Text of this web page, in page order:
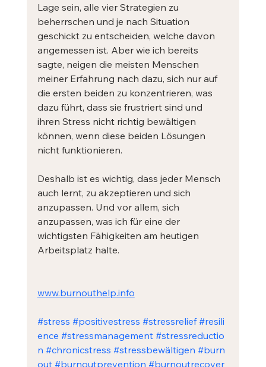
Lage sein, alle vier Strategien zu
beherrschen und je nach Situation
geschickt zu entscheiden, welche davon
angemessen ist. Aber wie ich bereits
sagte, neigen die meisten Menschen
meiner Erfahrung nach dazu, sich nur auf
die ersten beiden zu konzentrieren, was
dazu führt, dass sie frustriert sind und
ihren Stress nicht richtig bewältigen
können, wenn diese beiden Lösungen
nicht funktionieren.
Deshalb ist es wichtig, dass jeder Mensch
auch lernt, zu akzeptieren und sich
anzupassen. Und vor allem, sich
anzupassen, was ich für eine der
wichtigsten Fähigkeiten am heutigen
Arbeitsplatz halte.
www.burnouthelp.info
#stress #positivestress #stressrelief #resili
ence #stressmanagement #stressreductio
n #chronicstress #stressbewältigen #burn
out #burnoutprevention #burnoutrecover